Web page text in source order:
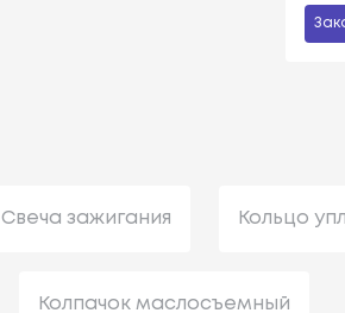
Свеча зажигания Кольцо
Колпачок маслосъемный